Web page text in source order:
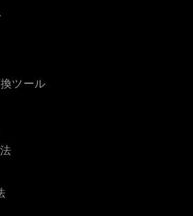
ツール